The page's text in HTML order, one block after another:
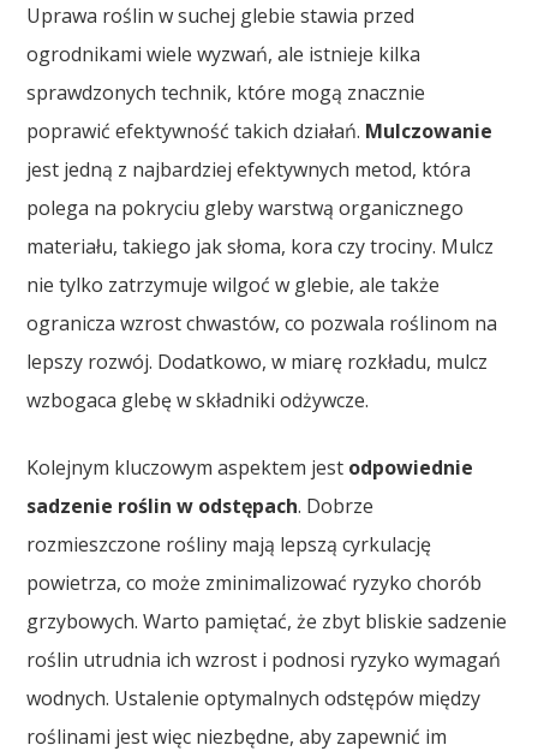
Uprawa roślin w suchej glebie stawia przed
ogrodnikami wiele wyzwań, ale istnieje kilka
sprawdzonych technik, które mogą znacznie
poprawić efektywność takich działań. Mulczowanie
jest jedną z najbardziej efektywnych metod, która
polega na pokryciu gleby warstwą organicznego
materiału, takiego jak słoma, kora czy trociny. Mulcz
nie tylko zatrzymuje wilgoć w glebie, ale także
ogranicza wzrost chwastów, co pozwala roślinom na
lepszy rozwój. Dodatkowo, w miarę rozkładu, mulcz
wzbogaca glebę w składniki odżywcze.
Kolejnym kluczowym aspektem jest odpowiednie
sadzenie roślin w odstępach. Dobrze
rozmieszczone rośliny mają lepszą cyrkulację
powietrza, co może zminimalizować ryzyko chorób
grzybowych. Warto pamiętać, że zbyt bliskie sadzenie
roślin utrudnia ich wzrost i podnosi ryzyko wymagań
wodnych. Ustalenie optymalnych odstępów między
roślinami jest więc niezbędne, aby zapewnić im